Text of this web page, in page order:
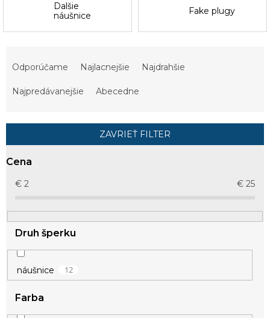
Dalšie
náušnice
Fake plugy
p
r
k
t
v
Odporúčame Najlacnejšie Najdrahšie
Najpredávanejšie Abecedne
ZAVRIEŤ FILTER
Cena
€ 2 € 25
Druh šperku
náušnice 12
Farba